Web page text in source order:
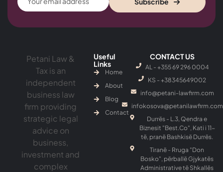
Petani Law &
Tax is an
independent
business law
firm providing
strategic legal
advice on
business,
investment and
complex
Useful
Links
Home
About
Blog
Contact
CONTACT US
AL - +355 69 296 0004
KS - ‎+38345649002
info@petani-lawfirm.com
infokosova@petanilawfirm.com
Durrës - L.3, Qendra e
Biznesit "Best.Co", Kati i 11-
të, pranë Bashkisë Durrës.
Tiranë - Rruga "Don
Bosko", përballë Gjykatës
Administrative të Shkallës